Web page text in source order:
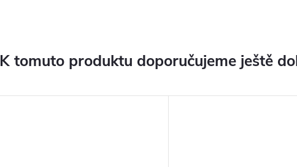
K tomuto produktu doporučujeme ještě